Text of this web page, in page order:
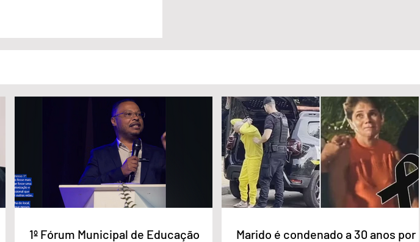
Câmara Legislativa do Distrito
Federal homenagea os
jornalistas no Dia da Imprensa
1º Fórum Municipal de Educação
Marido é condenado a 30 anos por